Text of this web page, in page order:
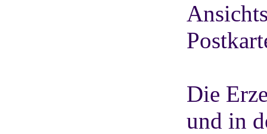
Die
und in